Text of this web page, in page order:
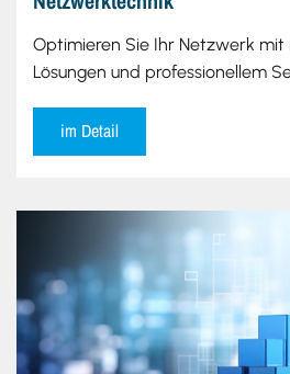
Optimieren Sie Ihr Netzwerk
Lösungen und professionellem
im Detail